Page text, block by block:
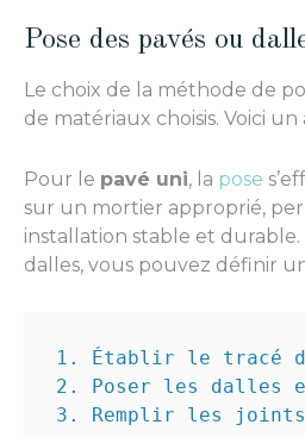
Pose des pavés ou
Le choix de la méthode de
de matériaux choisis. Voici
Pour le pavé uni, la pose
sur un mortier approprié,
installation stable et durable.
dalles, vous pouvez définir
1. Établir le tracé de
2. Poser les dalles